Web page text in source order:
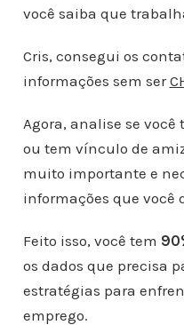
você saiba que
Cris, consegui os
informações sem ser
Agora, analise se
ou tem vínculo de
muito importante e
informações que você
Feito isso, você tem
os dados que precisa
estratégias para
emprego.